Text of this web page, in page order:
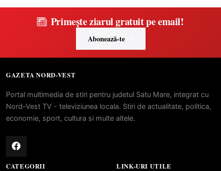
Primește ziarul gratuit pe email!
Abonează-te
GAZETA NORD-VEST
Portal multimedia de stiri pentru judetul Satu Mare, integrat cu
Nord-Vest TV - televiziunea locala. Stiri de actualitate, politica,
economie, sport, cultura si multe altele.
CATEGORII LINK-URI UTILE